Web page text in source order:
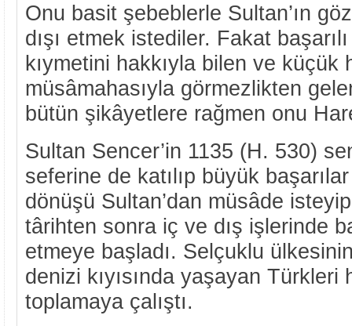
Onu basit şebeblerle Sultan’ın
dışı etmek istediler. Fakat
kıymetini hakkıyla bilen ve küçük
müsâmahasıyla görmezlikten
bütün şikâyetlere rağmen onu
Sultan Sencer’in 1135 (H. 530)
seferine de katılıp büyük
dönüşü Sultan’dan müsâde
târihten sonra iç ve dış işlerinde
etmeye başladı. Selçuklu
denizi kıyısında yaşayan Türkleri
toplamaya çalıştı.